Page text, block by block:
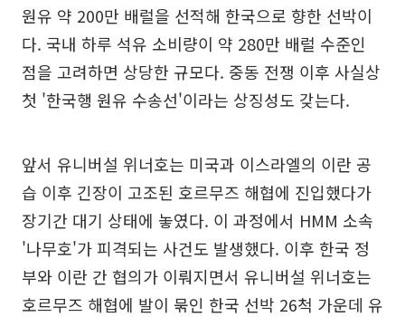
원유 약 200만 배럴을 선적해 한국으로 향한 선박이
다. 국내 하루 석유 소비량이 약 280만 배럴 수준인
점을 고려하면 상당한 규모다. 중동 전쟁 이후 사실상
첫 '한국행 원유 수송선'이라는 상징성도 갖는다.
앞서 유니버설 위너호는 미국과 이스라엘의 이란 공
습 이후 긴장이 고조된 호르무즈 해협에 진입했다가
장기간 대기 상태에 놓였다. 이 과정에서 HMM 소속
'나무호'가 피격되는 사건도 발생했다. 이후 한국 정
부와 이란 간 협의가 이뤄지면서 유니버설 위너호는
호르무즈 해협에 발이 묶인 한국 선박 26척 가운데 유